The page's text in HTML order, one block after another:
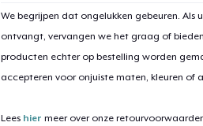
We begrijpen dat ongelukken gebeuren.
ontvangt, vervangen we het graag of
producten echter op bestelling worden
accepteren voor onjuiste maten, kleuren of
Lees hier meer over onze